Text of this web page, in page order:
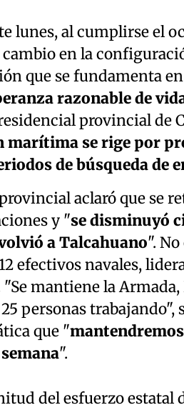
lunes, al cumplirse el
en la
que se fundamenta
razonable de
provincial de
se rige por
de búsqueda de
aclaró que se
y "se disminuyó
a Talcahuano".
efectivos navales,
mantiene la Armada,
personas trabajando",
que "
".
del esfuerzo estatal